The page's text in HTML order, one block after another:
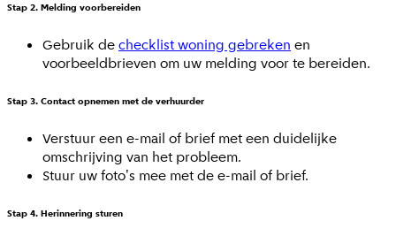
Stap 2. Melding voorbereiden
Gebruik dechecklist woning gebreken en
voorbeeldbrieven om uw melding voor te bereiden.
Stap 3. Contact opnemen met de verhuurder
Verstuur een e-mail of brief met een duidelijke
omschrijving van het probleem.
Stuur uw foto's mee met de e-mail of brief.
Stap 4. Herinnering sturen